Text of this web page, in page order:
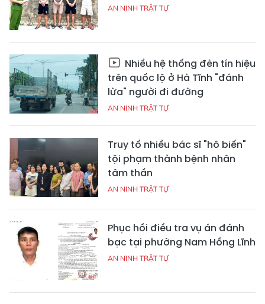
AN NINH TRẬT TỰ
Nhiều hệ thống đèn tín hiệu
trên quốc lộ ở Hà Tĩnh "đánh
lừa" người đi đường
AN NINH TRẬT TỰ
Truy tố nhiều bác sĩ "hô biến"
tội phạm thành bệnh nhân
tâm thần
AN NINH TRẬT TỰ
Phục hồi điều tra vụ án đánh
bạc tại phường Nam Hồng Lĩnh
AN NINH TRẬT TỰ